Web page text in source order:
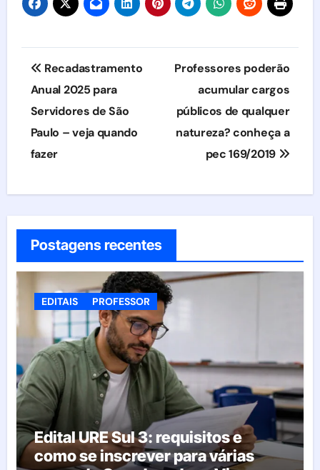
Navegação
de
Post
Recadastramento
Anual 2025 para
Servidores de São
Paulo – veja quando
fazer
Professores poderão
acumular cargos
públicos de qualquer
natureza? conheça a
pec 169/2019
Postagens recentes
EDITAIS PROFESSOR
Edital URE Sul 3: requisitos e
como se inscrever para várias